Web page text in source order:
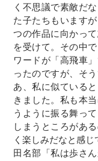
く不思議で素敵だ
た子たちもいます
つの作品に向かっ
を受けて。その中
ワードが「高飛車
ったのですが、そ
あ、私に似ている
きました。私も本
うように振る舞っ
しまうところがあ
く楽しみだなと感じ
田名部「私は歩さ